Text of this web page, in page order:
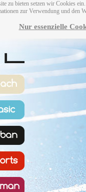
zu bieten setzen wir Cookies
zur Verwendung und den
Nur essenzielle